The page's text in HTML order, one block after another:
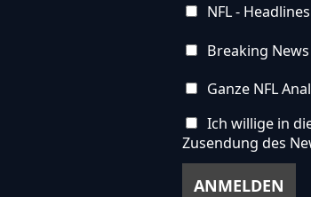
NFL -
Breaking News
Ganze NFL
Ich willige in
Zusendung des